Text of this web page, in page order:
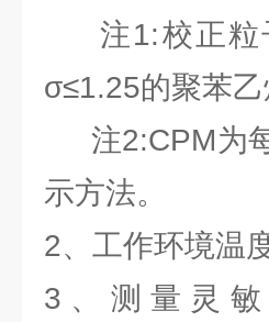
注1:校正粒
σ≤1.25的聚苯乙
注2:CPM为每
示方法。
2、工作环境温
3、测量灵